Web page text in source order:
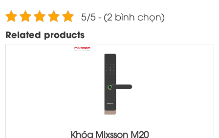
5/5 - (2 bình chọn)
Related products
Khóa Mixsson M20